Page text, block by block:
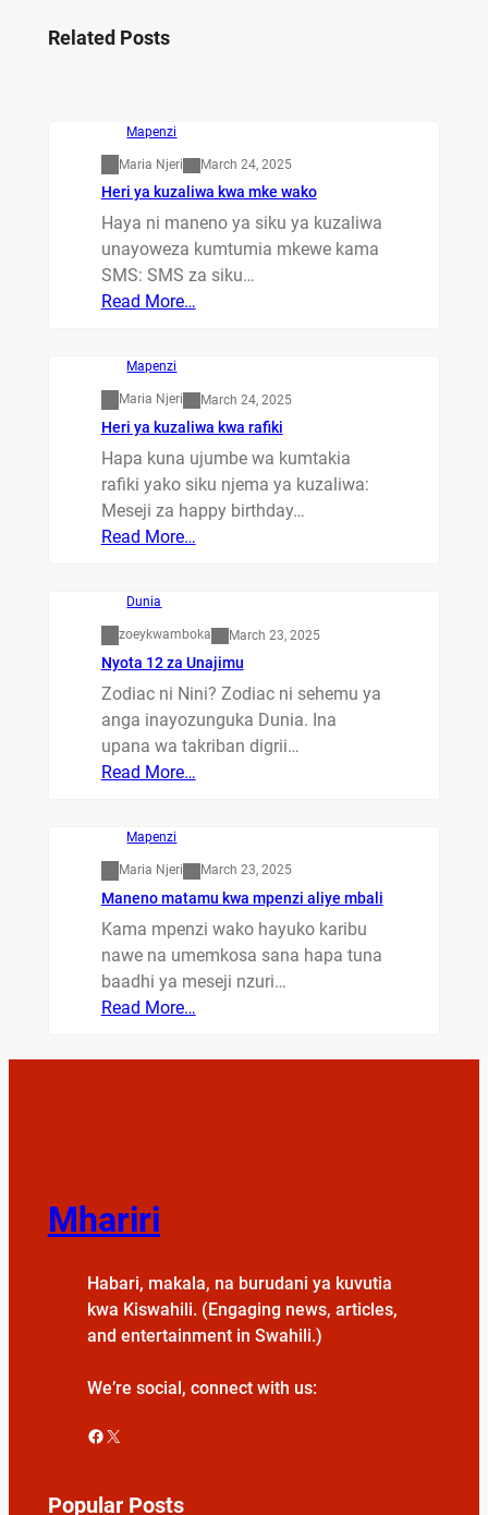
Related Posts
Mapenzi
Maria Njeri March 24, 2025
Heri ya kuzaliwa kwa mke wako
Haya ni maneno ya siku ya kuzaliwa
unayoweza kumtumia mkewe kama
SMS: SMS za siku…
Read More…
Mapenzi
Maria Njeri March 24, 2025
Heri ya kuzaliwa kwa rafiki
Hapa kuna ujumbe wa kumtakia
rafiki yako siku njema ya kuzaliwa:
Meseji za happy birthday…
Read More…
Dunia
zoeykwamboka March 23, 2025
Nyota 12 za Unajimu
Zodiac ni Nini? Zodiac ni sehemu ya
anga inayozunguka Dunia. Ina
upana wa takriban digrii…
Read More…
Mapenzi
Maria Njeri March 23, 2025
Maneno matamu kwa mpenzi aliye mbali
Kama mpenzi wako hayuko karibu
nawe na umemkosa sana hapa tuna
baadhi ya meseji nzuri…
Read More…
Mhariri
Habari, makala, na burudani ya kuvutia
kwa Kiswahili. (Engaging news, articles,
and entertainment in Swahili.)
We’re social, connect with us:
Facebook X
Popular Posts